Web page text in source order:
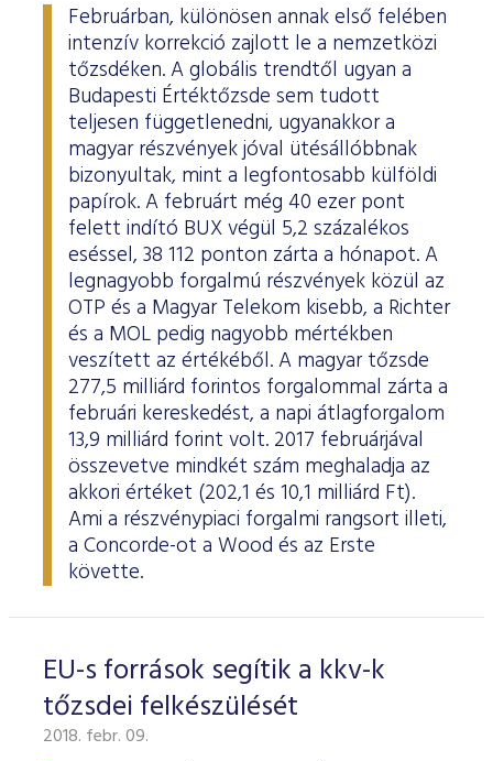
Februárban, különösen annak első felében
intenzív korrekció zajlott le a nemzetközi
tőzsdéken. A globális trendtől ugyan a
Budapesti Értéktőzsde sem tudott
teljesen függetlenedni, ugyanakkor a
magyar részvények jóval ütésállóbbnak
bizonyultak, mint a legfontosabb külföldi
papírok. A februárt még 40 ezer pont
felett indító BUX végül 5,2 százalékos
eséssel, 38 112 ponton zárta a hónapot. A
legnagyobb forgalmú részvények közül az
OTP és a Magyar Telekom kisebb, a Richter
és a MOL pedig nagyobb mértékben
veszített az értékéből. A magyar tőzsde
277,5 milliárd forintos forgalommal zárta a
februári kereskedést, a napi átlagforgalom
13,9 milliárd forint volt. 2017 februárjával
összevetve mindkét szám meghaladja az
akkori értéket (202,1 és 10,1 milliárd Ft).
Ami a részvénypiaci forgalmi rangsort illeti,
a Concorde-ot a Wood és az Erste
követte.
EU-s források segítik a kkv-k
tőzsdei felkészülését
2018. febr. 09.